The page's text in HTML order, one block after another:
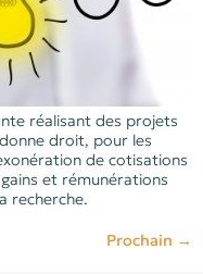
réalisant des projets
droit, pour les
de cotisations
et rémunérations
recherche.
Prochain →